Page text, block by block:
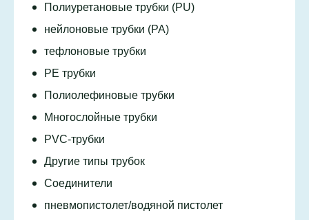
Полиуретановые трубки (PU)
нейлоновые трубки (PA)
тефлоновые трубки
PE трубки
Полиолефиновые трубки
Многослойные трубки
PVC-трубки
Другие типы трубок
Соединители
пневмопистолет/водяной пистолет